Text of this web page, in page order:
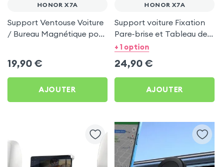
HONOR X7A
Support Ventouse Voiture
/ Bureau Magnétique pour
19,90 €
AJOUTER
HONOR X7A
Support voiture Fixation
Pare-brise et Tableau de
bord pour Honor X7a
+ 1 option
24,90 €
AJOUTER